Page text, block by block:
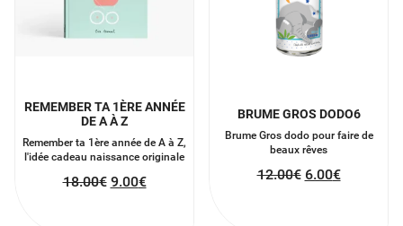
REMEMBER TA 1ÈRE ANNÉE
DE A À Z
Remember ta 1ère année de A à Z,
l'idée cadeau naissance originale
18.00€ 9.00€
BRUME GROS DODO6
Brume Gros dodo pour faire de
beaux rêves
12.00€ 6.00€